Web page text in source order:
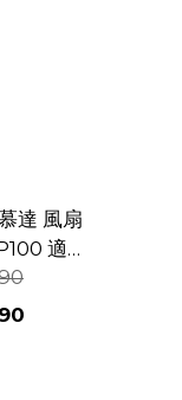
達 風扇
適
、
C2